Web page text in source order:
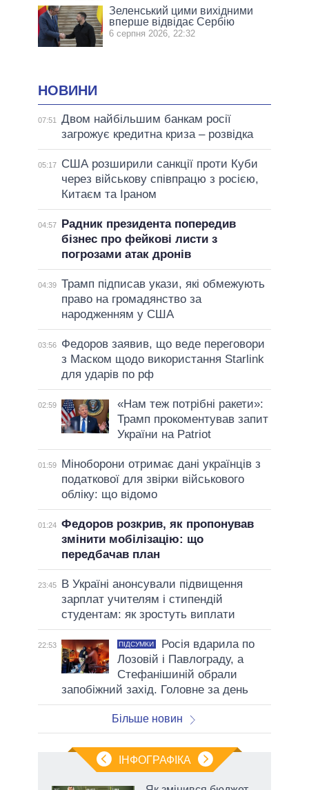
Зеленський цими вихідними
вперше відвідає Сербію
6 серпня 2026, 22:32
НОВИНИ
07:51
Двом найбільшим банкам росії
загрожує кредитна криза – розвідка
05:17
США розширили санкції проти Куби
через військову співпрацю з росією,
Китаєм та Іраном
04:57
Радник президента попередив
бізнес про фейкові листи з
погрозами атак дронів
04:39 Трамп підписав укази, які обмежують
право на громадянство за
народженням у США
03:56
Федоров заявив, що веде переговори
з Маском щодо використання Starlink
для ударів по рф
02:59
«Нам теж потрібні ракети»:
Трамп прокоментував запит
України на Patriot
01:59
Міноборони отримає дані українців з
податкової для звірки військового
обліку: що відомо
01:24 Федоров розкрив, як пропонував
змінити мобілізацію: що
передбачав план
23:45
В Україні анонсували підвищення
зарплат учителям і стипендій
студентам: як зростуть виплати
22:53 ПІДСУМКИ
Росія вдарила по
Лозовій і Павлограду, а
Стефанішиній обрали
запобіжний захід. Головне за день
Більше новин
ІНФОГРАФІКА